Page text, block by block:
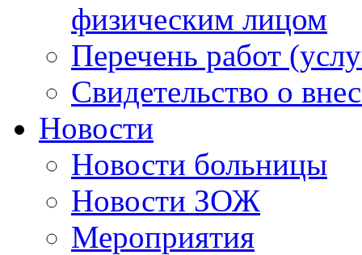
физическим лицом
Перечень работ
Свидетельство о
Новости
Новости больницы
Новости ЗОЖ
Мероприятия